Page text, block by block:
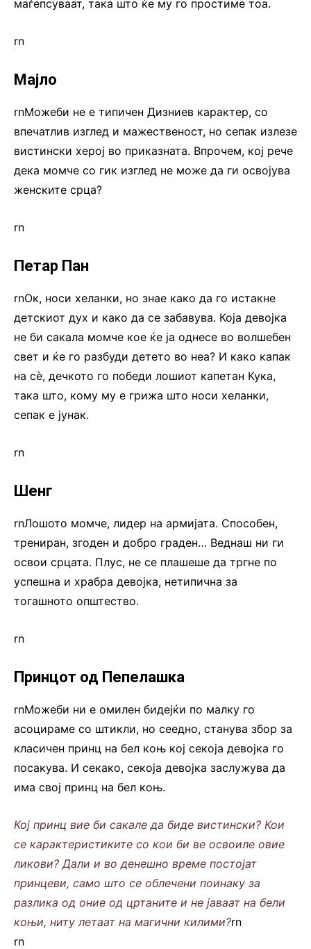
маѓепсуваат, така што ќе му го простиме тоа.
rn
Мајло
rnМожеби не е типичен Дизниев карактер, со
впечатлив изглед и мажественост, но сепак излезе
вистински херој во приказната. Впрочем, кој рече
дека момче со гик изглед не може да ги освојува
женските срца?
rn
Петар Пан
rnОк, носи хеланки, но знае како да го истакне
детскиот дух и како да се забавува. Која девојка
не би сакала момче кое ќе ја однесе во волшебен
свет и ќе го разбуди детето во неа? И како капак
на сè, дечкото го победи лошиот капетан Кука,
така што, кому му е грижа што носи хеланки,
сепак е јунак.
rn
Шенг
rnЛошото момче, лидер на армијата. Способен,
трениран, згоден и добро граден… Веднаш ни ги
освои срцата. Плус, не се плашеше да тргне по
успешна и храбра девојка, нетипична за
тогашното општество.
rn
Принцот од Пепелашка
rnМожеби ни е омилен бидејќи по малку го
асоцираме со штикли, но сеедно, станува збор за
класичен принц на бел коњ кој секоја девојка го
посакува. И секако, секоја девојка заслужува да
има свој принц на бел коњ.
Кој принц вие би сакале да биде вистински? Кои
се карактеристиките со кои би ве освоиле овие
ликови? Дали и во денешно време постојат
принцеви, само што се облечени поинаку за
разлика од оние од цртаните и не јаваат на бели
коњи, ниту летаат на магични килими?rn
rn